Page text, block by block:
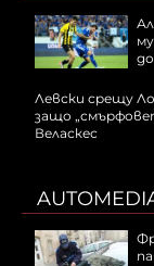
Левски срещу
защо
Веласкес